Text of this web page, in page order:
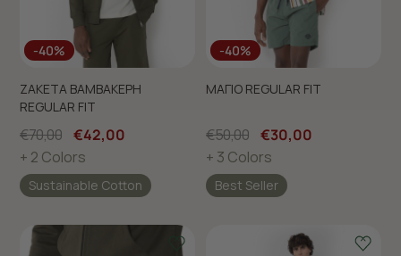
-40%
ΖΑΚΕΤΑ ΒΑΜΒΑΚΕΡΗ
REGULAR FIT
€70,00 €42,00
+ 2 Colors
Sustainable Cotton
-40%
ΜΑΓΙΟ REGULAR FIT
€50,00 €30,00
+ 3 Colors
Best Seller